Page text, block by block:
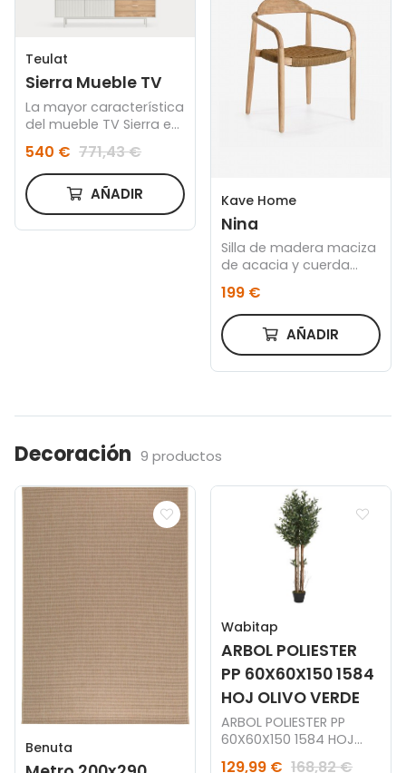
Teulat
Sierra Mueble TV
La mayor característica
del mueble TV Sierra es
la peculiaridad de sus
texturas y formas
interactuando de
distinta manera según
el entorno.
540 € 771,43 €
AÑADIR Kave Home
Nina
Silla de madera maciza
de acacia y cuerda
beige
199 €
AÑADIR
Decoración 9 productos
Benuta
Wabitap
ARBOL POLIESTER
PP 60X60X150 1584
HOJ OLIVO VERDE
ARBOL POLIESTER PP
60X60X150 1584 HOJ
OLIVO VERDE
129,99 € 168,82 €